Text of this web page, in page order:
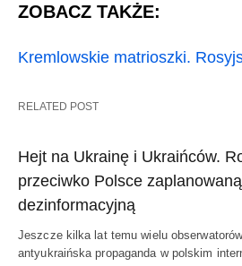
ZOBACZ TAKŻE:
Kremlowskie matrioszki.
RELATED POST
Hejt na Ukrainę i Ukraińców.
przeciwko Polsce
dezinformacyjną
Jeszcze kilka lat temu wielu
antyukraińska propaganda w polskim